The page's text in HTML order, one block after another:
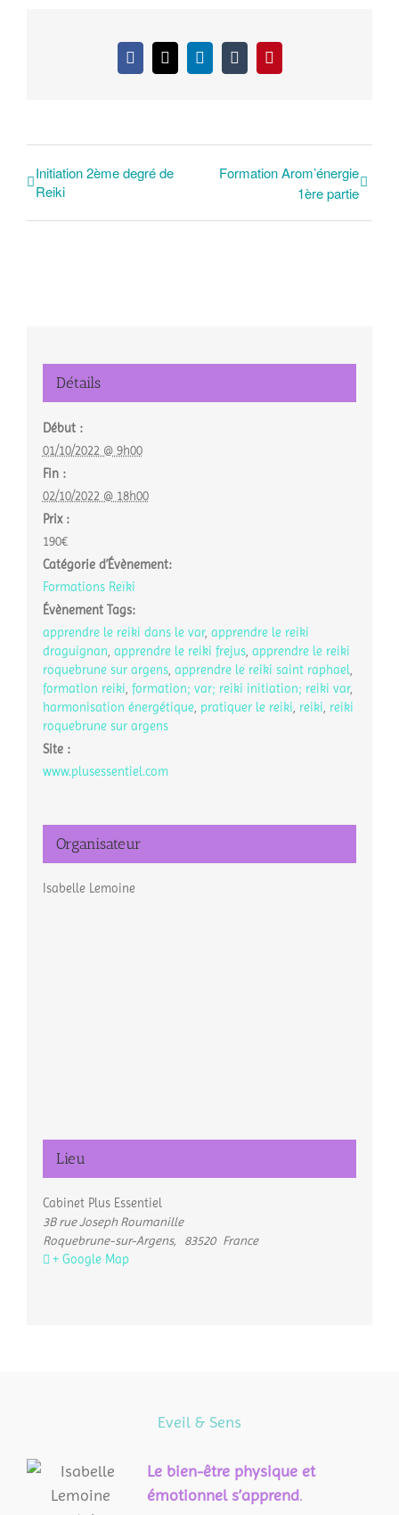
Facebook
X LinkedInTumblrPinterest
Initiation 2ème degré de
Reiki
Formation Arom’énergie
1ère partie
Détails
Début :
01/10/2022 @ 9h00
Fin :
02/10/2022 @ 18h00
Prix :
190€
Catégorie d’Évènement:
Formations Reïki
Évènement Tags:
apprendre le reiki dans le var, apprendre le reiki
draguignan, apprendre le reiki frejus, apprendre le reiki
roquebrune sur argens, apprendre le reiki saint raphael,
formation reiki, formation; var; reiki initiation; reiki var,
harmonisation énergétique, pratiquer le reiki, reiki, reiki
roquebrune sur argens
Site :
www.plusessentiel.com
Organisateur
Isabelle Lemoine
Lieu
Cabinet Plus Essentiel
3B rue Joseph Roumanille
Roquebrune-sur-Argens, 83520 France
+ Google Map
Eveil & Sens
Le bien-être physique et
émotionnel s’apprend.